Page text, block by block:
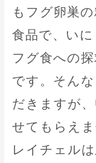
もフグ卵巣
食品で、い
フグ食への
です。そん
だきますが
せてもらえ
レイチェル